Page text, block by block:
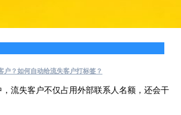
户？如何自动给流失客户打标签？
流失客户不仅占用外部联系人名额，还会干